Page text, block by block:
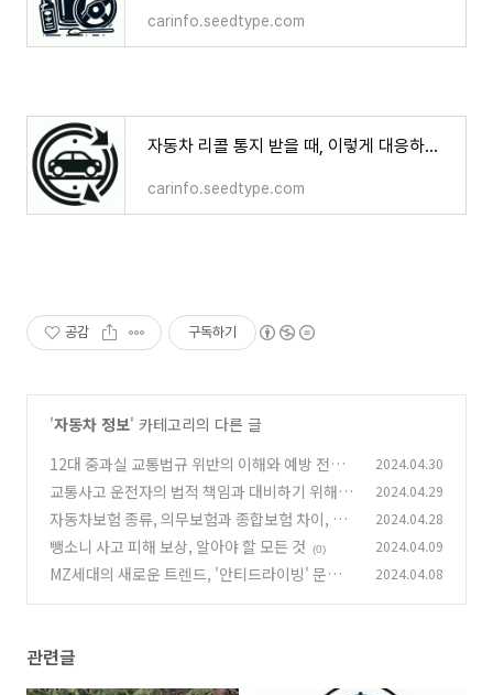
carinfo.seedtype.com
자동차 리콜 통지 받을 때, 이렇게 대응하세요
carinfo.seedtype.com
공감 구독하기
'자동차 정보' 카테고리의 다른 글
12대 중과실 교통법규 위반의 이해와 예방 전략
(0)
2024.04.30
교통사고 운전자의 법적 책임과 대비하기 위해 추
천하는 보험 특약
(0)
2024.04.29
자동차보험 종류, 의무보험과 종합보험 차이, 비
교
(0)
2024.04.28
뺑소니 사고 피해 보상, 알아야 할 모든 것 (0) 2024.04.09
MZ세대의 새로운 트렌드, '안티드라이빙' 문화의
2024.04.08
관련글